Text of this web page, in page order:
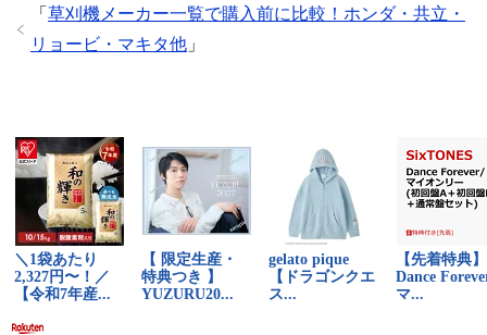
「 草刈機メーカー一覧で購入前に比較！ホンダ・共立・
リョービ・マキタ他 」